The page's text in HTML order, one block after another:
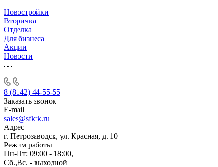
Новостройки
Вторичка
Отделка
Для бизнеса
Акции
Новости
8 (8142) 44-55-55
Заказать звонок
E-mail
sales@sfkrk.ru
Адрес
г. Петрозаводск, ул. Красная, д. 10
Режим работы
Пн-Пт: 09:00 - 18:00,
Сб.,Вс. - выходной